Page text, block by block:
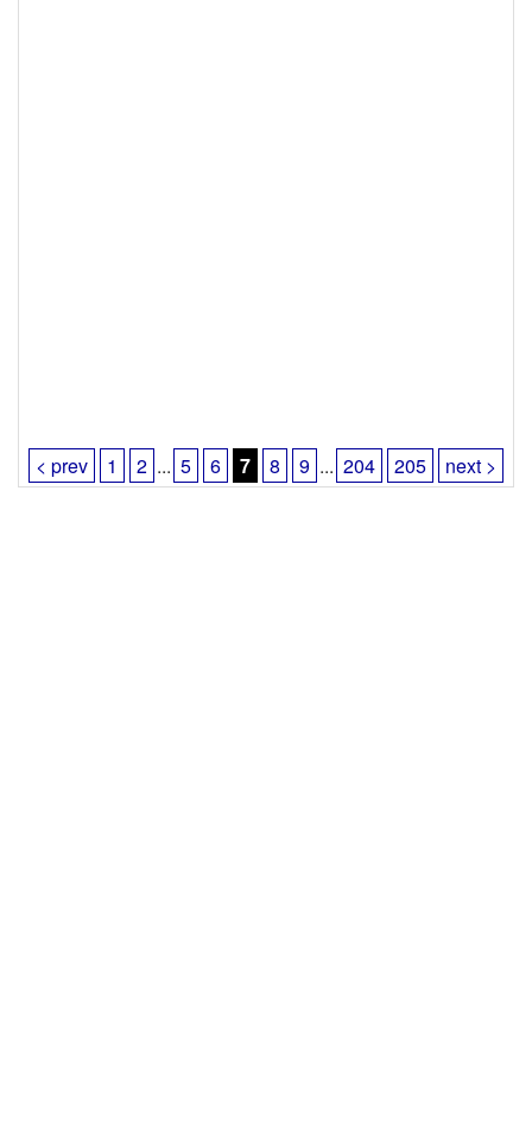
< prev 1 2 ... 5 6 7 8 9 ... 204 205 next >